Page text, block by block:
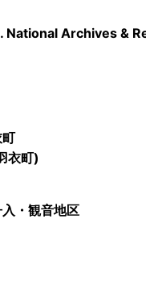
National Archives &
衣町)
・観音地区